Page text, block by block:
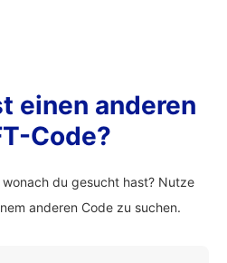
einen anderen
Code?
wonach du gesucht hast? Nutze
anderen Code zu suchen.